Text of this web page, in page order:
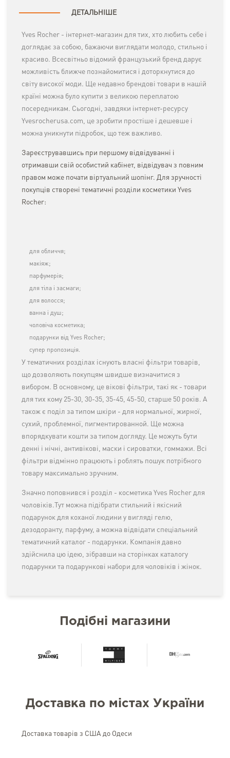
ДЕТАЛЬНІШЕ
Yves Rocher - інтернет-магазин для тих, хто любить себе і
доглядає за собою, бажаючи виглядати молодо, стильно і
красиво. Всесвітньо відомий французький бренд дарує
можливість ближче познайомитися і доторкнутися до
світу високої моди. Ще недавно брендові товари в нашій
країні можна було купити з великою переплатою
посередникам. Сьогодні, завдяки інтернет-ресурсу
Yvesrocherusa.com, це зробити простіше і дешевше і
можна уникнути підробок, що теж важливо.
Зареєструвавшись при першому відвідуванні і
отримавши свій особистий кабінет, відвідувач з повним
правом може почати віртуальний шопінг. Для зручності
покупців створені тематичні розділи косметики Yves
Rocher:
для обличчя;
макіяж;
парфумерія;
для тіла і засмаги;
для волосся;
ванна і душ;
чоловіча косметика;
подарунки від Yves Rocher;
супер пропозиція.
У тематичних розділах існують власні фільтри товарів,
що дозволяють покупцям швидше визначитися з
вибором. В основному, це вікові фільтри, такі як - товари
для тих кому 25-30, 30-35, 35-45, 45-50, старше 50 років. А
також є поділ за типом шкіри - для нормальної, жирної,
сухий, проблемної, пигментированной. Ще можна
впорядкувати кошти за типом догляду. Це можуть бути
денні і нічні, антивікові, маски і сироватки, гоммажи. Всі
фільтри відмінно працюють і роблять пошук потрібного
товару максимально зручним.
Значно поповнився і розділ - косметика Yves Rocher для
чоловіків.Тут можна підібрати стильний і якісний
подарунок для коханої людини у вигляді гелю,
дезодоранту, парфуму, а можна відвідати спеціальний
тематичний каталог - подарунки. Компанія давно
здійснила цю ідею, зібравши на сторінках каталогу
подарунки та подарункові набори для чоловіків і жінок.
Подібні магазини
Доставка по містах України
Доставка товарів з США до Одеси